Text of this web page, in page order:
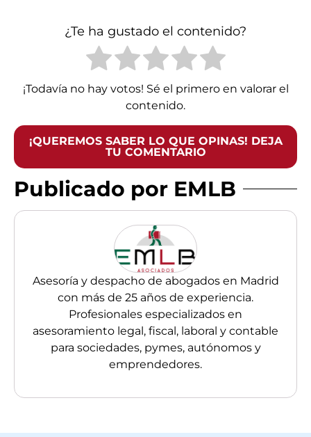
¿Te ha gustado el contenido?
¡Todavía no hay votos! Sé el primero en valorar el
contenido.
¡QUEREMOS SABER LO QUE OPINAS! DEJA
TU COMENTARIO
Publicado por EMLB
Asesoría y despacho de abogados en Madrid
con más de 25 años de experiencia.
Profesionales especializados en
asesoramiento legal, fiscal, laboral y contable
para sociedades, pymes, autónomos y
emprendedores.